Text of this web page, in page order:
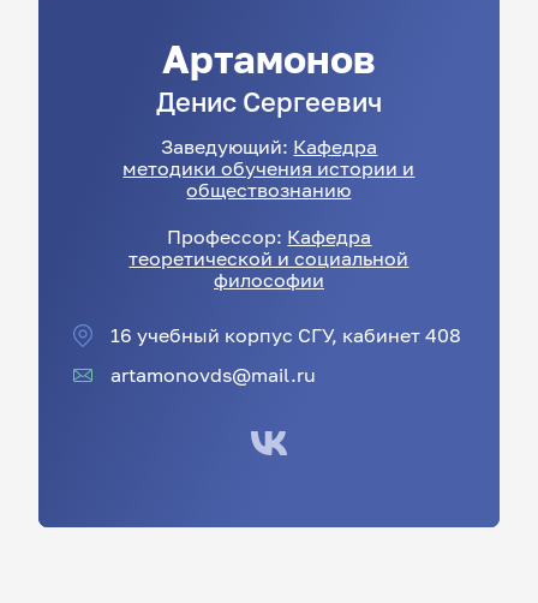
Артамонов
Денис Сергеевич
Заведующий: Кафедра
методики обучения истории и
обществознанию
Профессор: Кафедра
теоретической и социальной
философии
16 учебный корпус СГУ, кабинет 408
artamonovds@mail.ru